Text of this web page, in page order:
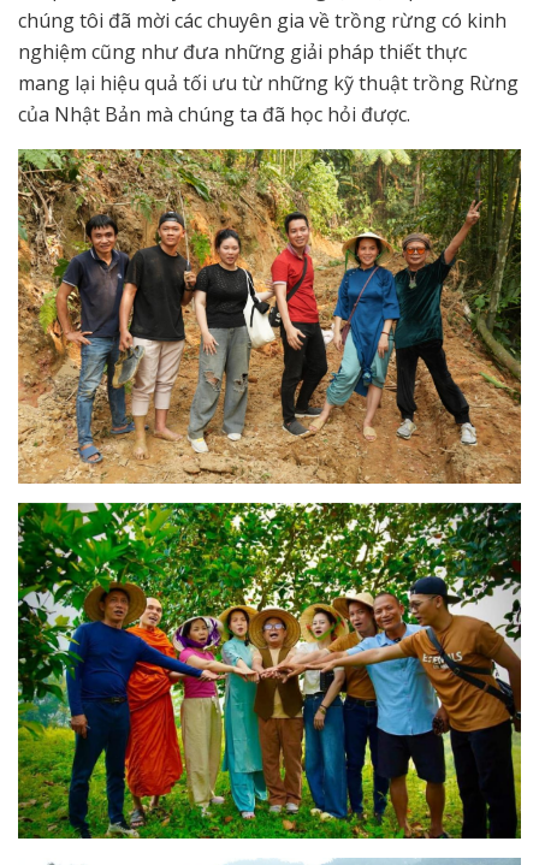
chúng tôi đã mời các chuyên gia về trồng rừng có kinh
nghiệm cũng như đưa những giải pháp thiết thực
mang lại hiệu quả tối ưu từ những kỹ thuật trồng Rừng
của Nhật Bản mà chúng ta đã học hỏi được.